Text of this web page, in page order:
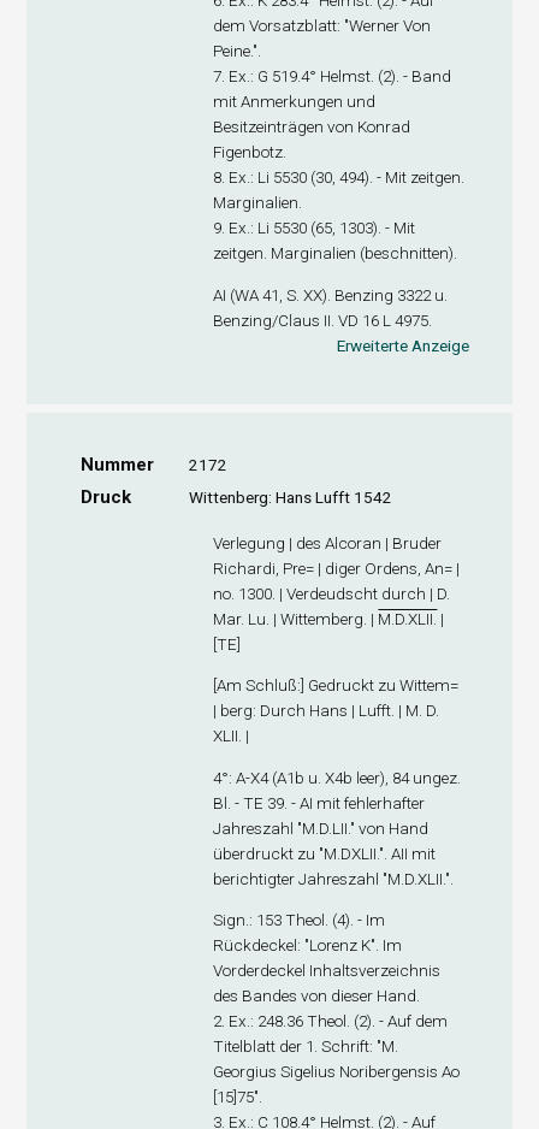
dem Vorsatzblatt: "Werner Von
Peine.".
7. Ex.: G 519.4° Helmst. (2). - Band
mit Anmerkungen und
Besitzeinträgen von Konrad
Figenbotz.
8. Ex.: Li 5530 (30, 494). - Mit zeitgen.
Marginalien.
9. Ex.: Li 5530 (65, 1303). - Mit
zeitgen. Marginalien (beschnitten).
AI (WA 41, S. XX). Benzing 3322 u.
Benzing/Claus II. VD 16 L 4975.
Erweiterte Anzeige
Nummer 2172
Druck Wittenberg: Hans Lufft 1542
Verlegung | des Alcoran | Bruder
Richardi, Pre= | diger Ordens, An= |
no. 1300. | Verdeudscht durch | D.
Mar. Lu. | Wittemberg. | M.D.XLII. |
[TE]
[Am Schluß:] Gedruckt zu Wittem=
| berg: Durch Hans | Lufft. | M. D.
XLII. |
4°: A-X4(A1b u. X4b leer), 84 ungez.
Bl. - TE 39. - AI mit fehlerhafter
Jahreszahl "M.D.LII." von Hand
überdruckt zu "M.DXLII.". AII mit
berichtigter Jahreszahl "M.D.XLII.".
Sign.: 153 Theol. (4). - Im
Rückdeckel: "Lorenz K". Im
Vorderdeckel Inhaltsverzeichnis
des Bandes von dieser Hand.
2. Ex.: 248.36 Theol. (2). - Auf dem
Titelblatt der 1. Schrift: "M.
Georgius Sigelius Noribergensis Ao
[15]75".
3. Ex.: C 108.4° Helmst. (2). - Auf